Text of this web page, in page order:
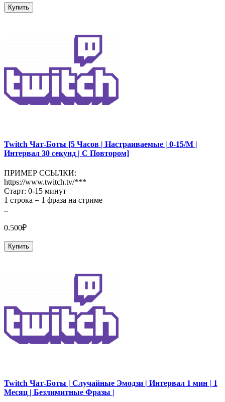
Купить
Twitch Чат-Боты [5 Часов | Настраиваемые | 0-15/М |
Интервал 30 секунд | С Повтором]
ПРИМЕР ССЫЛКИ:
https://www.twitch.tv/***
Старт: 0-15 минут
1 строка = 1 фраза на стриме
..
0.500₽
Купить
Twitch Чат-Боты | Случайные Эмодзи | Интервал 1 мин | 1
Месяц | Безлимитные Фразы |